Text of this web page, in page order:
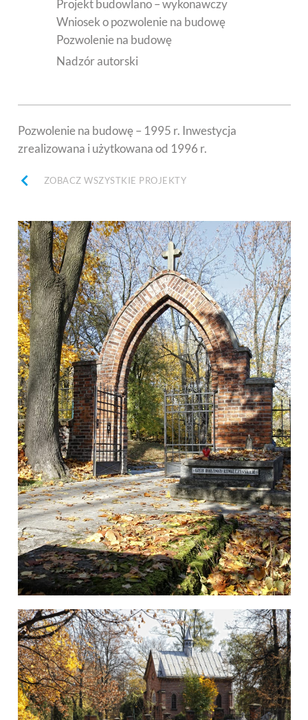
Projekt budowlano – wykonawczy
Wniosek o pozwolenie na budowę
Pozwolenie na budowę
Nadzór autorski
Pozwolenie na budowę – 1995 r. Inwestycja
zrealizowana i użytkowana od 1996 r.
ZOBACZ WSZYSTKIE PROJEKTY